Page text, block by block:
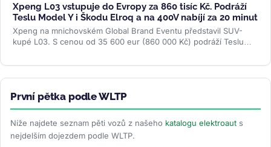
Xpeng L03 vstupuje do Evropy za 860 tisíc Kč. Podráží
Teslu Model Y i Škodu Elroq a na 400V nabíjí za 20 minut
Xpeng na mnichovském Global Brand Eventu představil SUV-
kupé L03. S cenou od 35 600 eur (860 000 Kč) podráží Teslu
První pětka podle WLTP
Níže najdete seznam pěti vozů z našeho katalogu elektroaut s
nejdelším dojezdem podle WLTP.